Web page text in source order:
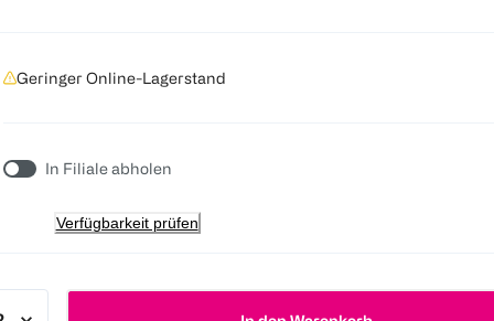
Geringer Online-Lagerstand
In Filiale abholen
Verfügbarkeit prüfen